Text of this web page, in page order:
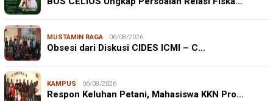
MUSTAMIN RAGA 06/08/2026
Obsesi dari Diskusi CIDES ICMI – C…
KAMPUS 06/08/2026
Respon Keluhan Petani, Mahasiswa KKN Pro…